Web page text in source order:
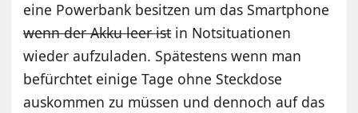
eine Powerbank besitzen um das Smartphone
wenn der Akku leer istin Notsituationen
wieder aufzuladen. Spätestens wenn man
befürchtet einige Tage ohne Steckdose
auskommen zu müssen und dennoch auf das